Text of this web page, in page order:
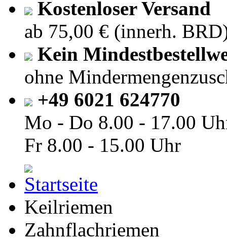
Kostenloser Versand
ab 75,00 € (innerh.
Kein
ohne
+49 6021 624770
Mo - Do 8.00 - 17.00
Fr 8.00 - 15.00 Uhr
Keilriemen
Zahnflachriemen